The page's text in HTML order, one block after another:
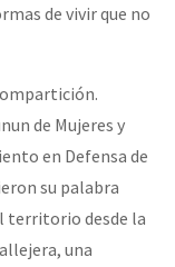
de vivir que no
de Mujeres y
en Defensa de
su palabra
territorio desde la
una